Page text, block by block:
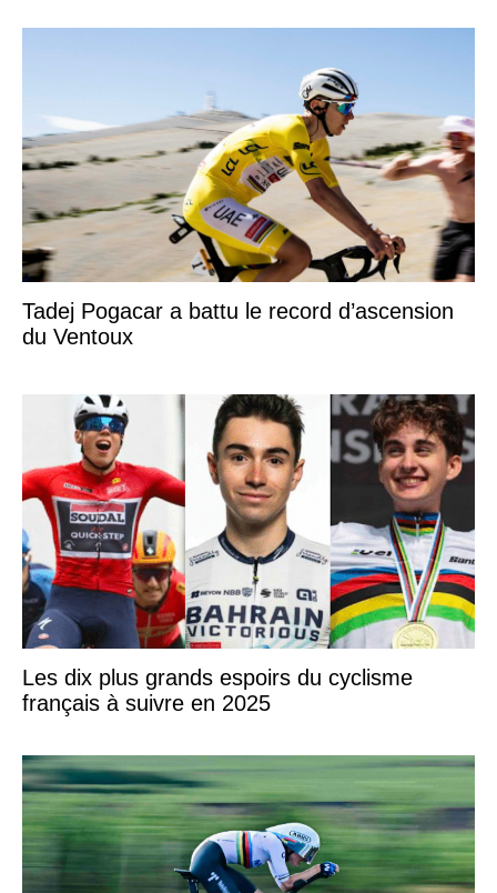
Tadej Pogacar a battu le record d’ascension
du Ventoux
Les dix plus grands espoirs du cyclisme
français à suivre en 2025